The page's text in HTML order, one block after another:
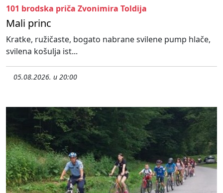
101 brodska priča Zvonimira Toldija
Mali princ
Kratke, ružičaste, bogato nabrane svilene pump hlače,
svilena košulja ist...
05.08.2026. u 20:00